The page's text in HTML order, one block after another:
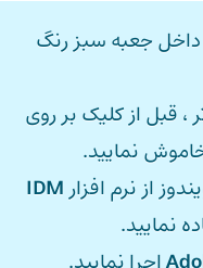
داخل جعبه سبز رنگ
، قبل از کلیک بر روی
نمایید.
از نرم افزار IDM
نمایید.